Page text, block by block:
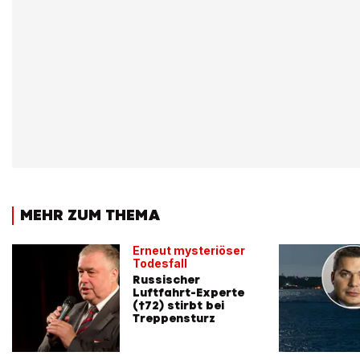
MEHR ZUM THEMA
Erneut mysteriöser
Todesfall
Russischer
Luftfahrt-Experte
(†72) stirbt bei
Treppensturz